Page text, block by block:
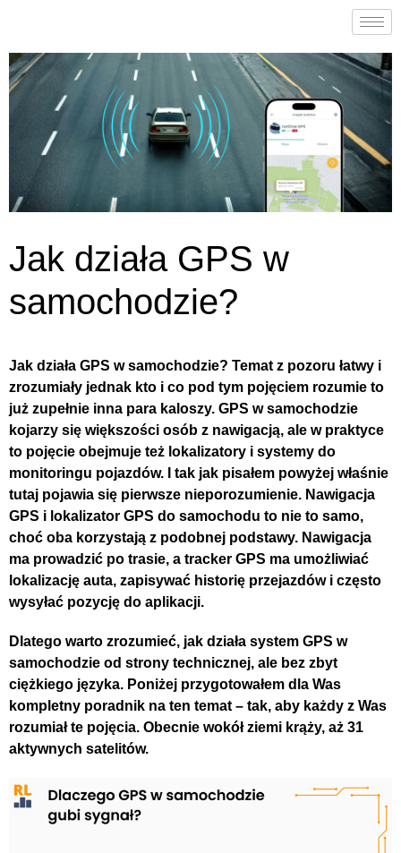
Jak działa GPS w
samochodzie?
Jak działa GPS w samochodzie? Temat z pozoru łatwy i
zrozumiały jednak kto i co pod tym pojęciem rozumie to
już zupełnie inna para kaloszy. GPS w samochodzie
kojarzy się większości osób z nawigacją, ale w praktyce
to pojęcie obejmuje też lokalizatory i systemy do
monitoringu pojazdów. I tak jak pisałem powyżej właśnie
tutaj pojawia się pierwsze nieporozumienie. Nawigacja
GPS i lokalizator GPS do samochodu to nie to samo,
choć oba korzystają z podobnej podstawy. Nawigacja
ma prowadzić po trasie, a tracker GPS ma umożliwiać
lokalizację auta, zapisywać historię przejazdów i często
wysyłać pozycję do aplikacji.
Dlatego warto zrozumieć, jak działa system GPS w
samochodzie od strony technicznej, ale bez zbyt
ciężkiego języka. Poniżej przygotowałem dla Was
kompletny poradnik na ten temat – tak, aby każdy z Was
rozumiał te pojęcia. Obecnie wokół ziemi krąży, aż 31
aktywnych satelitów.